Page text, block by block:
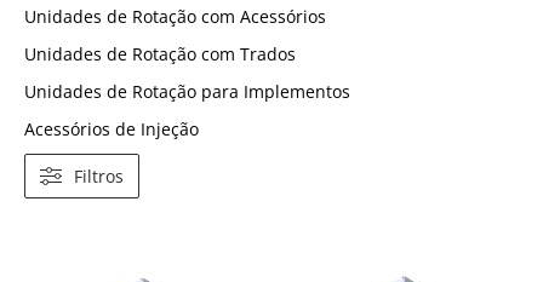
Unidades de Rotação com Acessórios
Unidades de Rotação com Trados
Unidades de Rotação para Implementos
Acessórios de Injeção
Filtros